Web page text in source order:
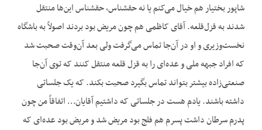
شاپور بختیار هم خیال می‌کنم یا نه حق‏شناس، حق‏شناس این‌ها منتقل
شدند به قزل‌قلعه. آقای کاظمی هم چون مریض بود بردند اصولاً به باشگاه
نخست‌وزیری و او در آن‌جا تماس می‌گرفت ولی بعد آن‌وقت صحبت شد
که افراد جبهه ملی و عده‌ای را به قزل قلعه منتقل کنند که توی آن‌جا
صنعتی‌زاده بیشتر بتواند تماس بگیرد صحبت بکند. که یک جلساتی
داشته باشند. یادم هست در جلساتی که داشتیم آقایان… اتفاقاً من چون
پدرم سرطان داشت پسرم هم فلج بود مریض شد و مریض بود عده‌ای که